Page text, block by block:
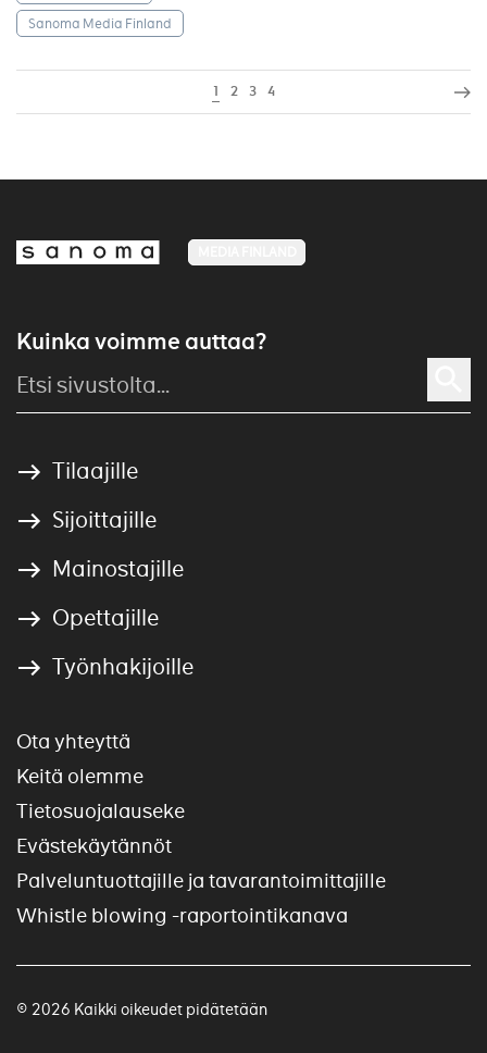
Sanoma Media Finland
1 2 3 4
Kuinka voimme auttaa?
Tilaajille
Sijoittajille
Mainostajille
Opettajille
Työnhakijoille
Ota yhteyttä
Keitä olemme
Tietosuojalauseke
Evästekäytännöt
Palveluntuottajille ja tavarantoimittajille
Whistle blowing -raportointikanava
© 2026 Kaikki oikeudet pidätetään